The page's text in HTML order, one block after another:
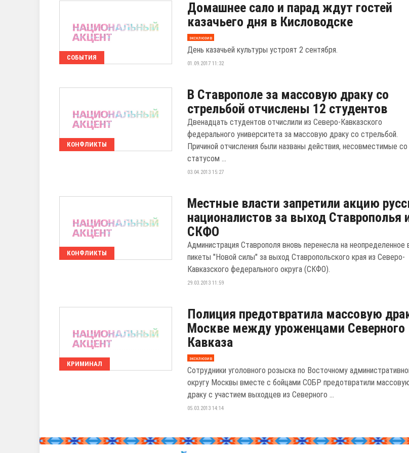
СОБЫТИЯ
Домашнее сало и парад ждут гостей
казачьего дня в Кисловодске
эксклюзив
День казачьей культуры устроят 2 сентября.
01.09.2017 11:32
КОНФЛИКТЫ
В Ставрополе за массовую драку со
стрельбой отчислены 12 студентов
Двенадцать студентов отчислили из Северо-Кавказского
федерального университета за массовую драку со стрельбой.
Причиной отчисления были названы действия, несовместимые со
статусом ...
03.04.2013 15:27
КОНФЛИКТЫ
Местные власти запретили акцию
националистов за выход Ставрополья
СКФО
Администрация Ставрополя вновь перенесла на неопределенное
пикеты "Новой силы" за выход Ставропольского края из Северо-
Кавказского федерального округа (СКФО).
29.03.2013 11:59
КРИМИНАЛ
Полиция предотвратила массовую
Москве между уроженцами Северного
Кавказа
эксклюзив
Сотрудники уголовного розыска по Восточному
округу Москвы вместе с бойцами СОБР предотвратили
драку с участием выходцев из Северного ...
05.03.2013 14:14